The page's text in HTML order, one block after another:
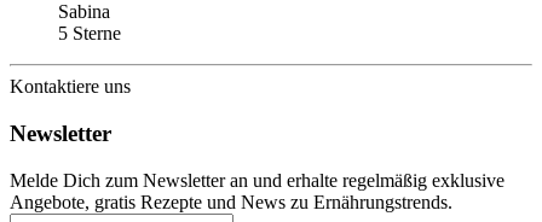
Sabina
5 Sterne
Kontaktiere uns
Newsletter
Melde Dich zum Newsletter an und erhalte regelmäßig exklusive
Angebote, gratis Rezepte und News zu Ernährungstrends.